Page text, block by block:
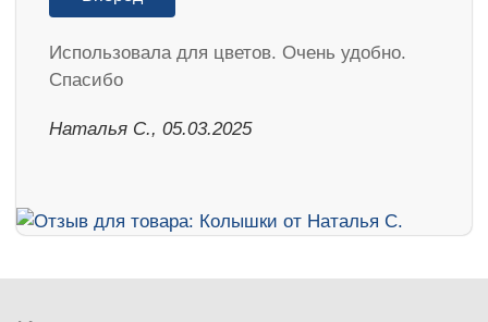
Использовала для цветов. Очень удобно.
Спасибо
Наталья С., 05.03.2025